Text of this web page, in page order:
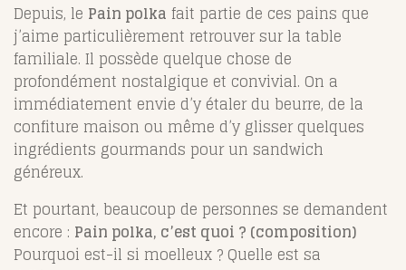
Depuis, le Pain polka fait partie de ces pains que
j’aime particulièrement retrouver sur la table
familiale. Il possède quelque chose de
profondément nostalgique et convivial. On a
immédiatement envie d’y étaler du beurre, de la
confiture maison ou même d’y glisser quelques
ingrédients gourmands pour un sandwich
généreux.
Et pourtant, beaucoup de personnes se demandent
encore : Pain polka, c’est quoi ? (composition)
Pourquoi est-il si moelleux ? Quelle est sa